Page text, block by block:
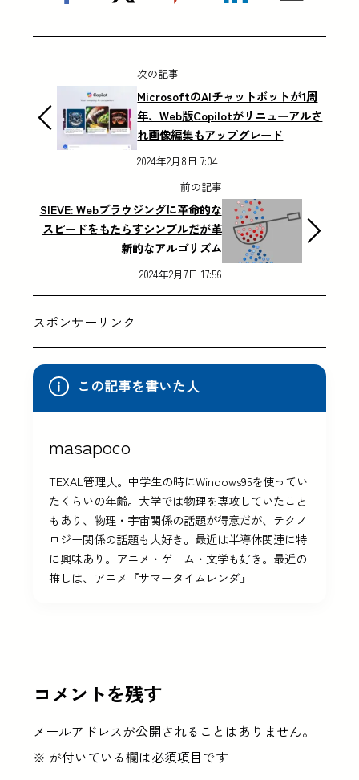
次の記事
MicrosoftのAIチャットボットが1周
年、Web版Copilotがリニューアルさ
れ画像編集もアップグレード
2024年2月8日 7:04
前の記事
SIEVE: Webブラウジングに革命的な
スピードをもたらすシンプルだが革
新的なアルゴリズム
2024年2月7日 17:56
スポンサーリンク
この記事を書いた人
masapoco
TEXAL管理人。中学生の時にWindows95を使ってい
たくらいの年齢。大学では物理を専攻していたこと
もあり、物理・宇宙関係の話題が得意だが、テクノ
ロジー関係の話題も大好き。最近は半導体関連に特
に興味あり。アニメ・ゲーム・文学も好き。最近の
推しは、アニメ『サマータイムレンダ』
コメントを残す
メールアドレスが公開されることはありません。
※ が付いている欄は必須項目です